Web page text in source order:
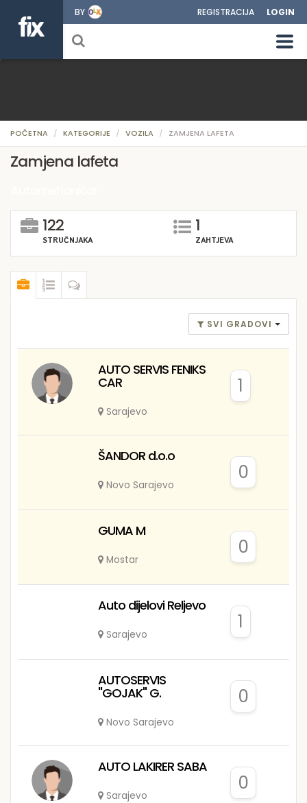
BY REGISTRACIJA LOGIN
POČETNA KATEGORIJE VOZILA ZAMJENA LAFETA
Zamjena lafeta
122
STRUČNJAKA
1
ZAHTJEVA
SVI GRADOVI
AUTO SERVIS FENIKS
CAR
Sarajevo
1
ŠANDOR d.o.o
Novo Sarajevo
0
GUMA M
Mostar
0
Auto dijelovi Reljevo
Sarajevo
1
AUTOSERVIS
"GOJAK" G.
Novo Sarajevo
0
AUTO LAKIRER SABA
Sarajevo
0